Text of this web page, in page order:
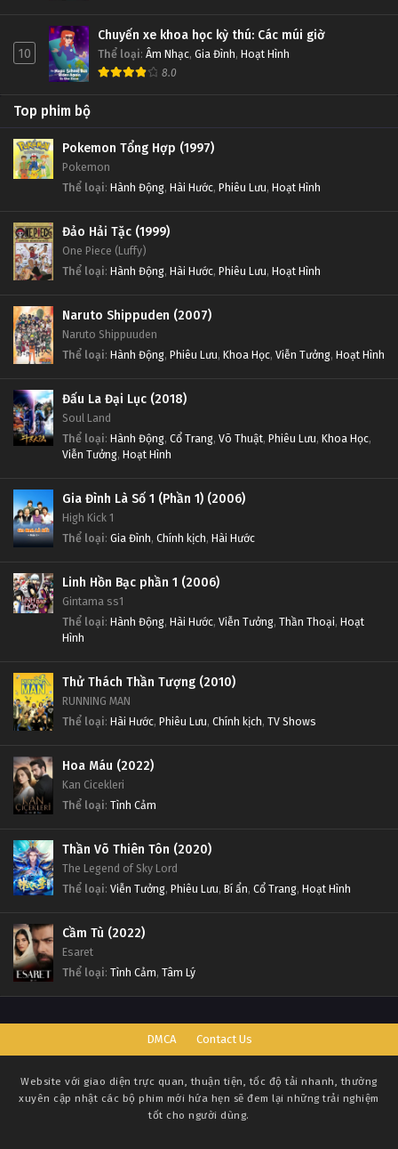
10
Chuyến xe khoa học kỳ thú: Các múi giờ
Thể loại: Âm Nhạc, Gia Đình, Hoạt Hình
8.0
Top phim bộ
Pokemon Tổng Hợp (1997)
Pokemon
Thể loại: Hành Động, Hài Hước, Phiêu Lưu, Hoạt Hình
Đảo Hải Tặc (1999)
One Piece (Luffy)
Thể loại: Hành Động, Hài Hước, Phiêu Lưu, Hoạt Hình
Naruto Shippuden (2007)
Naruto Shippuuden
Thể loại: Hành Động, Phiêu Lưu, Khoa Học, Viễn Tưởng, Hoạt Hình
Đấu La Đại Lục (2018)
Soul Land
Thể loại: Hành Động, Cổ Trang, Võ Thuật, Phiêu Lưu, Khoa Học,
Viễn Tưởng, Hoạt Hình
Gia Đình Là Số 1 (Phần 1) (2006)
High Kick 1
Thể loại: Gia Đình, Chính kịch, Hài Hước
Linh Hồn Bạc phần 1 (2006)
Gintama ss1
Thể loại: Hành Động, Hài Hước, Viễn Tưởng, Thần Thoại, Hoạt
Hình
Thử Thách Thần Tượng (2010)
RUNNING MAN
Thể loại: Hài Hước, Phiêu Lưu, Chính kịch, TV Shows
Hoa Máu (2022)
Kan Cicekleri
Thể loại: Tình Cảm
Thần Võ Thiên Tôn (2020)
The Legend of Sky Lord
Thể loại: Viễn Tưởng, Phiêu Lưu, Bí ẩn, Cổ Trang, Hoạt Hình
Cầm Tù (2022)
Esaret
Thể loại: Tình Cảm, Tâm Lý
DMCA Contact Us
Website với giao diện trực quan, thuận tiện, tốc độ tải nhanh, thường
xuyên cập nhật các bộ phim mới hứa hẹn sẽ đem lại những trải nghiệm
tốt cho người dùng.